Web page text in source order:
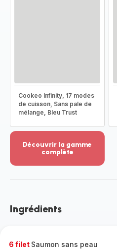
Cookeo Infinity, 17 modes
de cuisson, Sans pale de
mélange, Bleu Trust
Découvrir la gamme
complète
-
gamme
Ingrédients
6 filet Saumon sans peau